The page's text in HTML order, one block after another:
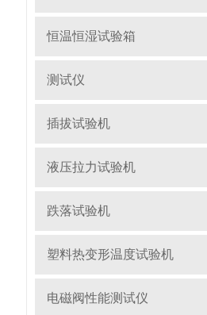
恒温恒湿试验箱
测试仪
插拔试验机
液压拉力试验机
跌落试验机
塑料热变形温度试验机
电磁阀性能测试仪